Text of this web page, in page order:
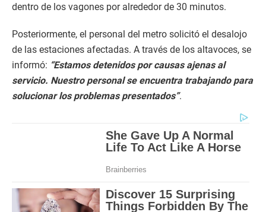
dentro de los vagones por alrededor de 30 minutos.
Posteriormente, el personal del metro solicitó el desalojo
de las estaciones afectadas. A través de los altavoces, se
informó: “Estamos detenidos por causas ajenas al
servicio. Nuestro personal se encuentra trabajando para
solucionar los problemas presentados”.